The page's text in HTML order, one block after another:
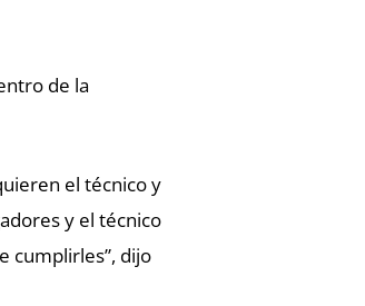
de la
el técnico y
y el técnico
cumplirles”, dijo